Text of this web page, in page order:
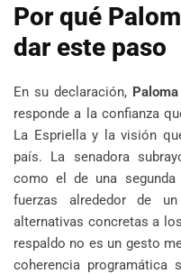
Por qué
dar este paso
En su declaración,
responde a la confianza
La Espriella y la visión
país. La senadora
como el de una segunda
fuerzas alrededor de
alternativas concretas a
respaldo no es un gesto
coherencia programática